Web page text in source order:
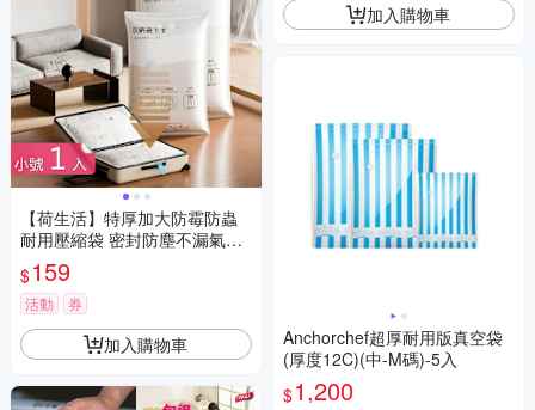
【荷生活】特厚加大防霉防蟲
耐用壓縮袋 密封防塵不漏氣真
空壓縮收納袋-小號1入組
$159
活動 券
加入購物車
加入購物車
Anchorchef超厚耐用版真空袋
(厚度12C)(中-M碼)-5入
$1,200